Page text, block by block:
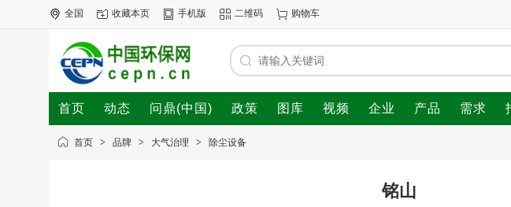
全国 收藏本页 手机版 二维码 购物车
首页 动态 问鼎(中国) 政策 图库 视频 企业 产品 需求
首页 > 品牌 > 大气治理 > 除尘设备
铭山